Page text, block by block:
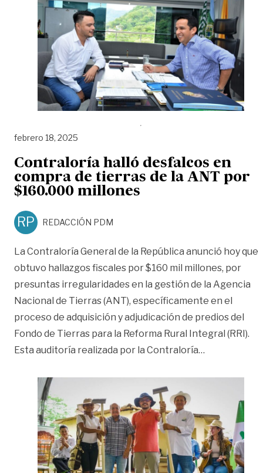
febrero 18, 2025
Contraloría halló desfalcos en
compra de tierras de la ANT por
$160.000 millones
RP REDACCIÓN PDM
La Contraloría General de la República anunció hoy que
obtuvo hallazgos fiscales por $160 mil millones, por
presuntas irregularidades en la gestión de la Agencia
Nacional de Tierras (ANT), específicamente en el
proceso de adquisición y adjudicación de predios del
Fondo de Tierras para la Reforma Rural Integral (RRI).
Esta auditoría realizada por la Contraloría…